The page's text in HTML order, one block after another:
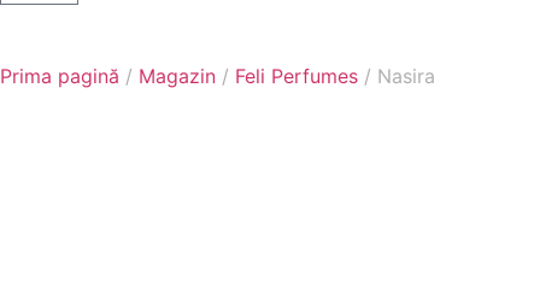
Prima pagină / Magazin / Feli Perfumes / Nasira